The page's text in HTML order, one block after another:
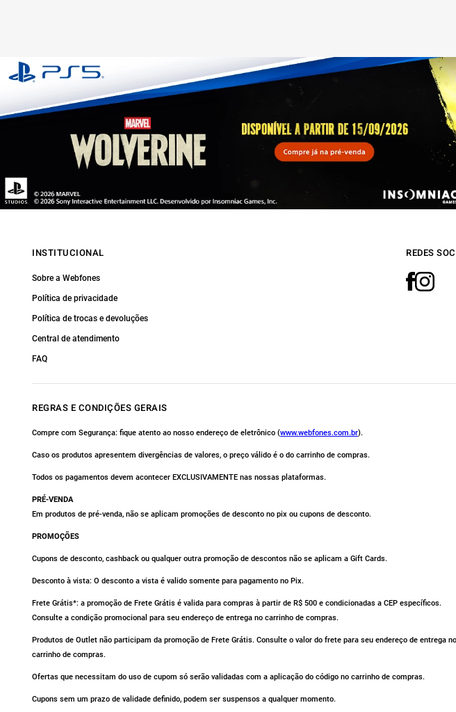
INSTITUCIONAL
Sobre a Webfones
Política de privacidade
Política de trocas e devoluções
Central de atendimento
FAQ
REDES
REGRAS E CONDIÇÕES GERAIS
Compre com Segurança: fique atento ao nosso endereço de eletrônico (www.webfones.com.br).
Caso os produtos apresentem divergências de valores, o preço válido é o do carrinho de compras.
Todos os pagamentos devem acontecer EXCLUSIVAMENTE nas nossas plataformas.
PRÉ-VENDA
Em produtos de pré-venda, não se aplicam promoções de desconto no pix ou cupons de desconto.
PROMOÇÕES
Cupons de desconto, cashback ou qualquer outra promoção de descontos não se aplicam a Gift Cards.
Desconto à vista: O desconto a vista é valido somente para pagamento no Pix.
Frete Grátis*: a promoção de Frete Grátis é valida para compras à partir de R$ 500 e condicionadas a CEP específicos.
Consulte a condição promocional para seu endereço de entrega no carrinho de compras.
Produtos de Outlet não participam da promoção de Frete Grátis. Consulte o valor do frete para seu endereço de entrega no
carrinho de compras.
Ofertas que necessitam do uso de cupom só serão validadas com a aplicação do código no carrinho de compras.
Cupons sem um prazo de validade definido, podem ser suspensos a qualquer momento.